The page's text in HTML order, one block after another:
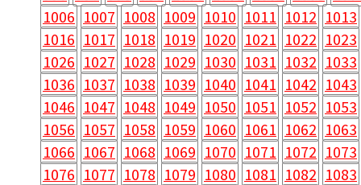
1006 1007 1008 1009 1010 1011 1012 1013
1016 1017 1018 1019 1020 1021 1022 1023
1026 1027 1028 1029 1030 1031 1032 1033
1036 1037 1038 1039 1040 1041 1042 1043
1046 1047 1048 1049 1050 1051 1052 1053
1056 1057 1058 1059 1060 1061 1062 1063
1066 1067 1068 1069 1070 1071 1072 1073
1076 1077 1078 1079 1080 1081 1082 1083